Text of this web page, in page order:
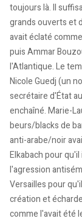
toujours là. Il
grands ouverts et
avait éclaté
puis Ammar
l'Atlantique. Le
Nicole Guedj (un
secrétaire d'État
enchaîné. Marie-
beurs/blacks de
anti-arabe/noir
Elkabach pour
l'agression
Versailles pour
création et
comme l'avait été